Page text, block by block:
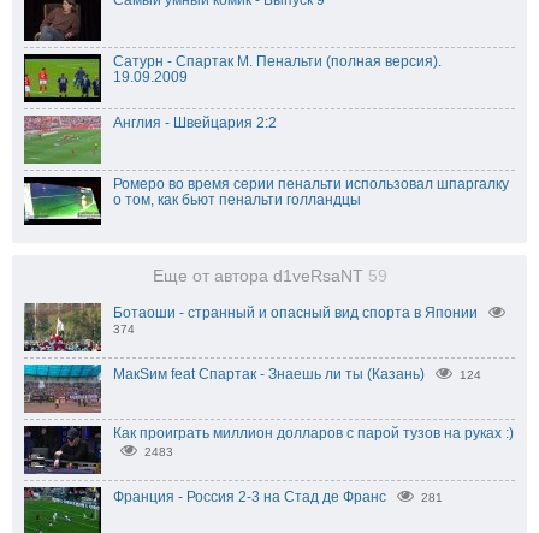
Сатурн - Спартак М. Пенальти (полная версия).
19.09.2009
Англия - Швейцария 2:2
Ромеро во время серии пенальти использовал шпаргалку
о том, как бьют пенальти голландцы
Еще от автора d1veRsaNT 59
Ботаоши - странный и опасный вид спорта в Японии
374
МакSим feat Спартак - Знаешь ли ты (Казань) 124
Как проиграть миллион долларов с парой тузов на руках :)
2483
Франция - Россия 2-3 на Стад де Франс 281